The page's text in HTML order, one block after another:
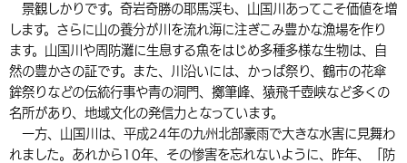
組織案内
選挙 外国人の方向け情報
相談・支援・情報 計画・施策
遊ぶ・体験する グルメ・食べる
買う・おみやげ 四季のイベント・祭り
移住・定住
中津市について 市役所の紹介
地方創生・地域活性化 広報・広聴
行政・計画
景観しかりです。奇岩奇勝の耶馬渓も、山国川あってこそ価値を増
します。さらに山の養分が川を流れ海に注ぎこみ豊かな漁場を作り
ます。山国川や周防灘に生息する魚をはじめ多種多様な生物は、自
然の豊かさの証です。また、川沿いには、かっぱ祭り、鶴市の花傘
鉾祭りなどの伝統行事や青の洞門、擲筆峰、猿飛千壺峡など多くの
名所があり、地域文化の発信力となっています。
一方、山国川は、平成24年の九州北部豪雨で大きな水害に見舞わ
れました。あれから10年、その惨害を忘れないように、昨年、「防